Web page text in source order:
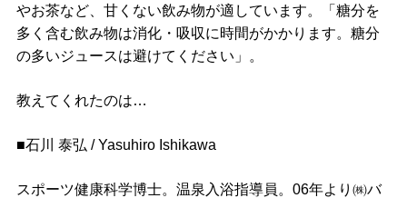
やお茶など、甘くない飲み物が適しています。「糖分を
多く含む飲み物は消化・吸収に時間がかかります。糖分
の多いジュースは避けてください」。
教えてくれたのは…
■石川 泰弘 / Yasuhiro Ishikawa
スポーツ健康科学博士。温泉入浴指導員。06年より㈱バ